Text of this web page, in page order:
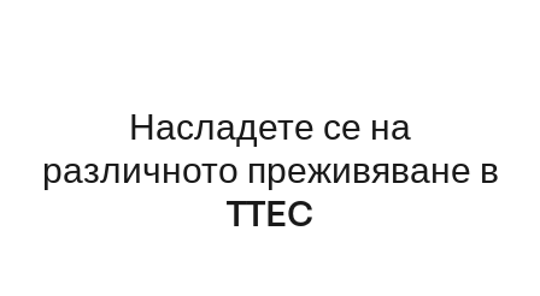
Насладете се на
различното преживяване в
TTEC